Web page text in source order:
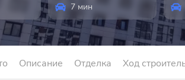
7 мин
Описание Отделка Ход